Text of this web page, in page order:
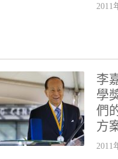
2011
李
學
們
方
2011